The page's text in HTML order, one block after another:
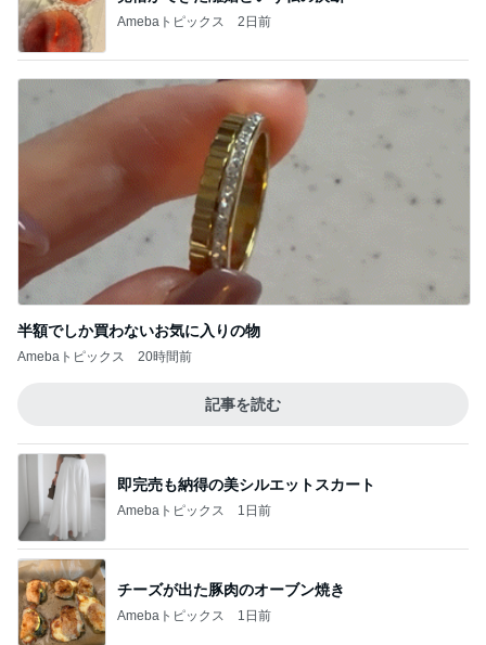
Amebaトピックス 1日前
チーズが出た豚肉のオーブン焼き
Amebaトピックス 1日前
クロ あどけないツインテール姿の娘
Amebaトピックス 1日前
会社の先輩からいただいた頂き物